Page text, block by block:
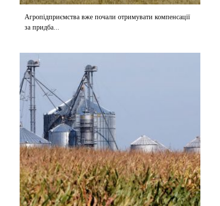
Агропідприємства вже почали отримувати компенсації
за придба...